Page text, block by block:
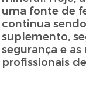
uma fonte de
continua
suplemento,
segurança e
profissionais